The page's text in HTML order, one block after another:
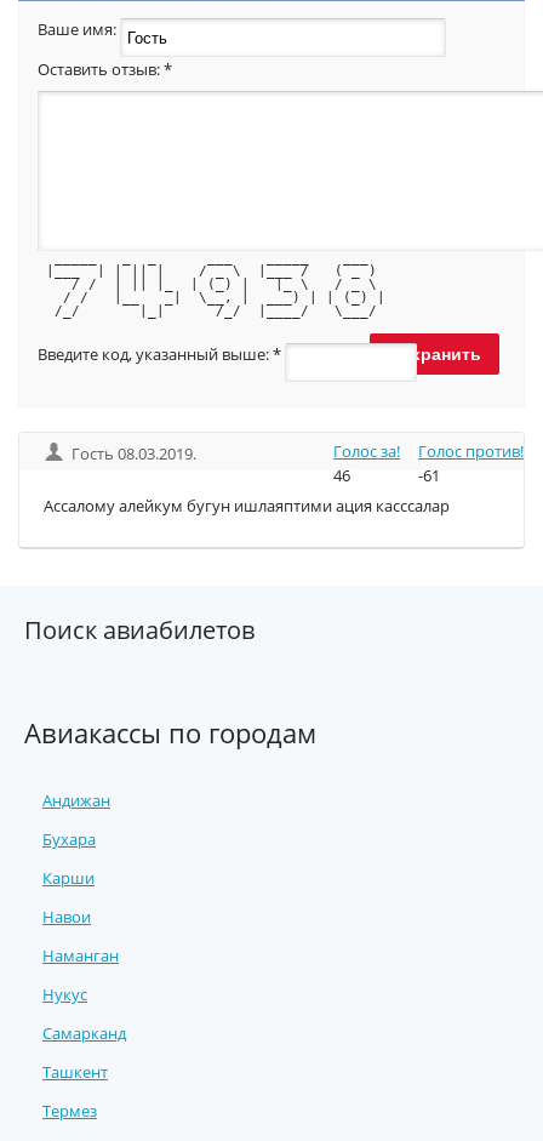
Ваше имя:
Оставить отзыв:*
|___  | | || |    / _ \  |___ /   ( _ )
    / /  | || |_  | (_) |   |_ \   / _ \
   / /   |__   _|  \__, |  ___) | | (_) |
  /_/       |_|      /_/  |____/   \___/
Введите код, указанный выше:*
Гость 08.03.2019.
Голос за!
46
Голос против!
-61
Ассалому алейкум бугун ишлаяптими ация касссалар
Поиск авиабилетов
Авиакассы по городам
Андижан
Бухара
Карши
Навои
Наманган
Нукус
Самарканд
Ташкент
Термез